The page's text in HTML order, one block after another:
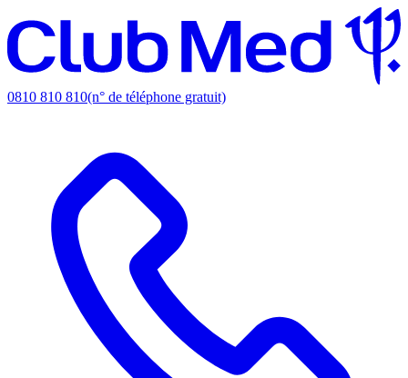
0810 810 810(n° de téléphone gratuit)